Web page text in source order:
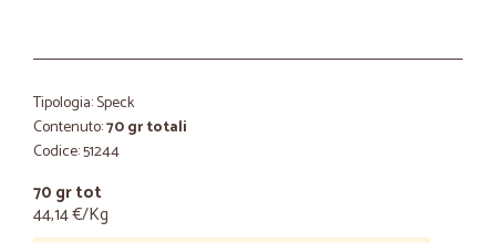
Tipologia: Speck
Contenuto:70 gr totali
Codice: 51244
70 gr tot
44,14 €/Kg